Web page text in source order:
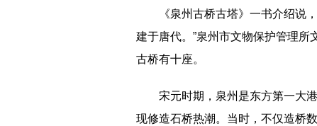
《泉州古桥古塔》一书介绍说
建于唐代。”泉州市文物保护管理
古桥有十座。
宋元时期，泉州是东方第一大
现修造石桥热潮。当时，不仅造桥